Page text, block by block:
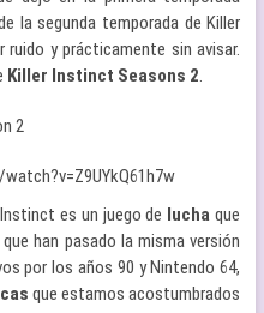
la segunda temporada de Killer
y prácticamente sin avisar.
Killer Instinct Seasons 2.
es un juego de lucha que
han pasado la misma versión
por los años 90 y Nintendo 64,
que estamos acostumbrados